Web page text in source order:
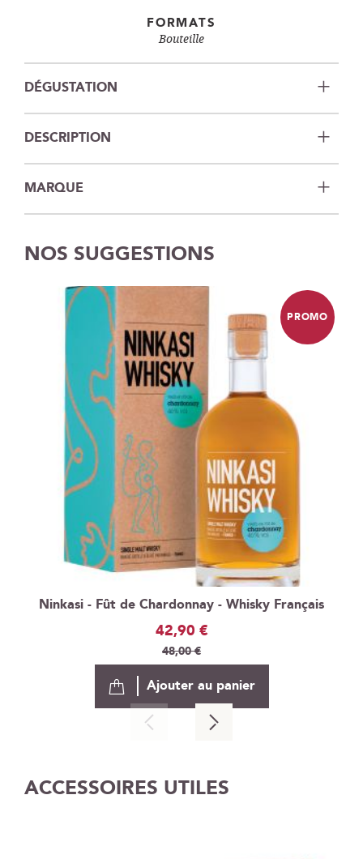
FORMATS
Bouteille
DÉGUSTATION
DESCRIPTION
MARQUE
NOS SUGGESTIONS
Ninkasi - Fût de Chardonnay - Whisky Français
Prix
Spécial
42,90 €
48,00 €
PROMO
Ajouter au panier
ACCESSOIRES UTILES